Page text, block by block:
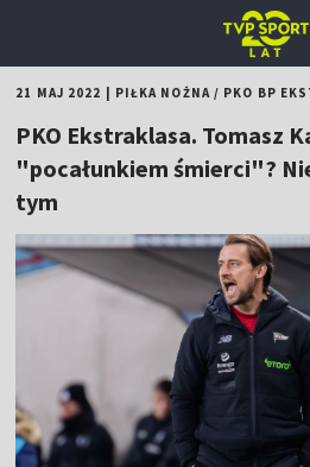
21 MAJ 2022 PIŁKA NOŻNA/ PKO BP
PKO Ekstraklasa. Tomasz
"pocałunkiem śmierci"?
tym